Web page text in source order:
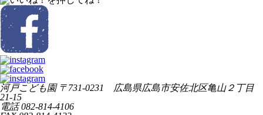
河戸こども園〒731-0231 広島県広島市安佐北区亀山２丁目
21-15
電話082-814-4106